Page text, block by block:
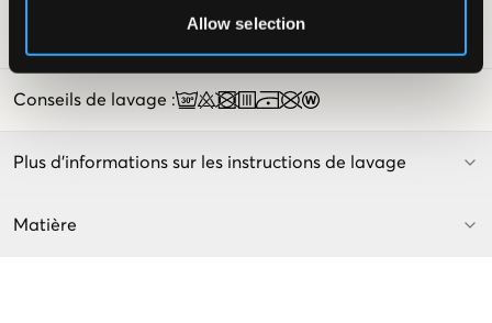
Allow selection
Conseils de lavage :
Plus d'informations sur les instructions de lavage
Matière